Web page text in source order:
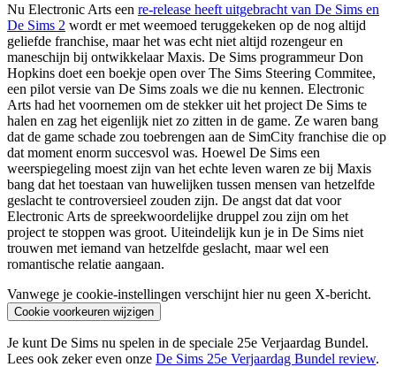
Nu Electronic Arts een re-release heeft uitgebracht van De Sims en
De Sims 2 wordt er met weemoed teruggekeken op de nog altijd
geliefde franchise, maar het was echt niet altijd rozengeur en
maneschijn bij ontwikkelaar Maxis. De Sims programmeur Don
Hopkins doet een boekje open over The Sims Steering Commitee,
een pilot versie van De Sims zoals we die nu kennen. Electronic
Arts had het voornemen om de stekker uit het project De Sims te
halen en zag het eigenlijk niet zo zitten in de game. Ze waren bang
dat de game schade zou toebrengen aan de SimCity franchise die op
dat moment enorm succesvol was. Hoewel De Sims een
weerspiegeling moest zijn van het echte leven waren ze bij Maxis
bang dat het toestaan van huwelijken tussen mensen van hetzelfde
geslacht te controversieel zouden zijn. De angst dat dat voor
Electronic Arts de spreekwoordelijke druppel zou zijn om het
project te stoppen was groot. Uiteindelijk kun je in De Sims niet
trouwen met iemand van hetzelfde geslacht, maar wel een
romantische relatie aangaan.
Vanwege je cookie-instellingen verschijnt hier nu geen X-bericht.
Cookie voorkeuren wijzigen
Je kunt De Sims nu spelen in de speciale 25e Verjaardag Bundel.
Lees ook zeker even onze De Sims 25e Verjaardag Bundel review.